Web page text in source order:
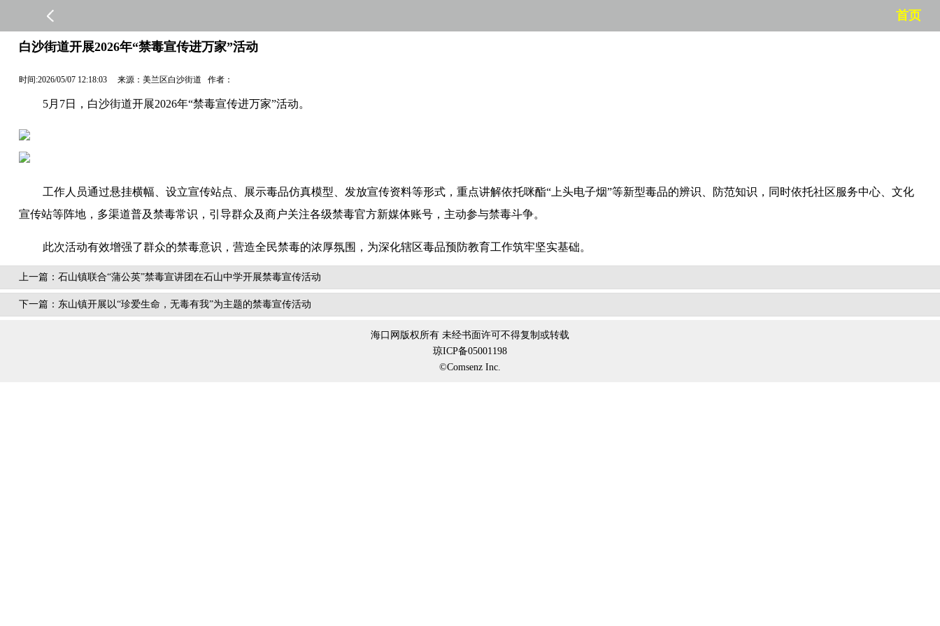
首页
白沙街道开展2026年“禁毒宣传进万家”活动
时间:2026/05/07 12:18:03 来源：美兰区白沙街道 作者：
5月7日，白沙街道开展2026年“禁毒宣传进万家”活动。
工作人员通过悬挂横幅、设立宣传站点、展示毒品仿真模型、发放宣传资料等形式，重点讲解依托咪酯“上头电子烟”等新型毒品的辨识、防范知识，同时依托社区服务中心、文化
宣传站等阵地，多渠道普及禁毒常识，引导群众及商户关注各级禁毒官方新媒体账号，主动参与禁毒斗争。
此次活动有效增强了群众的禁毒意识，营造全民禁毒的浓厚氛围，为深化辖区毒品预防教育工作筑牢坚实基础。
上一篇：石山镇联合“蒲公英”禁毒宣讲团在石山中学开展禁毒宣传活动
下一篇：东山镇开展以“珍爱生命，无毒有我”为主题的禁毒宣传活动
海口网版权所有 未经书面许可不得复制或转载
琼ICP备05001198
©Comsenz Inc.